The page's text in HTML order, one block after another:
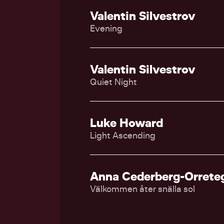
Valentin Silvestrov
Evening
Valentin Silvestrov
Quiet Night
Luke Howard
Light Ascending
Anna Cederberg-
Välkommen åter snälla sol